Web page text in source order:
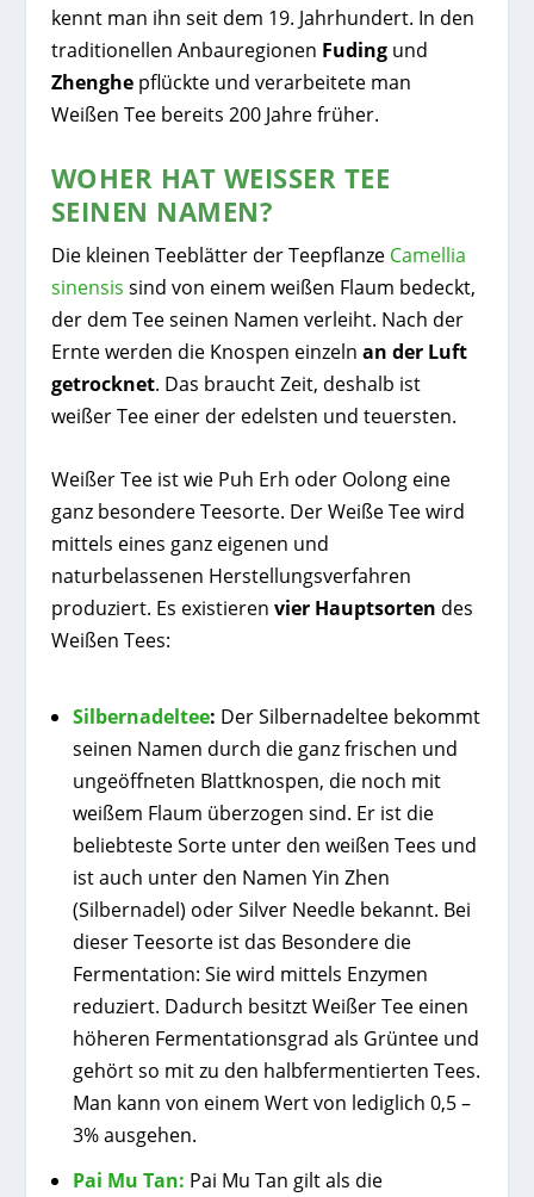
kennt man ihn seit dem 19. Jahrhundert. In den
traditionellen Anbauregionen Fudingund
Zhenghepflückte und verarbeitete man
Weißen Tee bereits 200 Jahre früher.
WOHER HAT WEISSER TEE S
EINEN NAMEN?
Die kleinen Teeblätter der Teepflanze Camellia
sinensis sind von einem weißen Flaum bedeckt,
der dem Tee seinen Namen verleiht. Nach der
Ernte werden die Knospen einzeln an der Luft
getrocknet. Das braucht Zeit, deshalb ist
weißer Tee einer der edelsten und teuersten.
Weißer Tee ist wie Puh Erh oder Oolong eine
ganz besondere Teesorte. Der Weiße Tee wird
mittels eines ganz eigenen und
naturbelassenen Herstellungsverfahren
produziert. Es existieren vier Hauptsorten des
Weißen Tees:
Silbernadeltee: Der Silbernadeltee bekommt
seinen Namen durch die ganz frischen und
ungeöffneten Blattknospen, die noch mit
weißem Flaum überzogen sind. Er ist die
beliebteste Sorte unter den weißen Tees und
ist auch unter den Namen Yin Zhen
(Silbernadel) oder Silver Needle bekannt. Bei
dieser Teesorte ist das Besondere die
Fermentation: Sie wird mittels Enzymen
reduziert. Dadurch besitzt Weißer Tee einen
höheren Fermentationsgrad als Grüntee und
gehört so mit zu den halbfermentierten Tees.
Man kann von einem Wert von lediglich 0,5 –
3% ausgehen.
Pai Mu Tan: Pai Mu Tan gilt als die